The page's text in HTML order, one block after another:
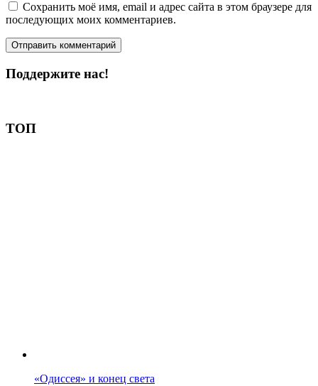
Сохранить моё имя, email и адрес сайта в этом браузере для
последующих моих комментариев.
Поддержите нас!
ТОП
«Одиссея» и конец света